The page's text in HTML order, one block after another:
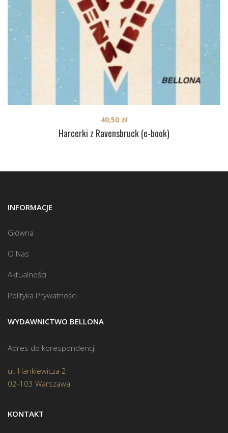
Harcerki z Ravensbruck (e-book)
40,50 zł
INFORMACJE
Główna
O Nas
Aktualności
Polityka Prywatności
WYDAWNICTWO BELLONA
Adres do korespondencji
ul. Hankiewicza 2
02-103 Warszawa
KONTAKT